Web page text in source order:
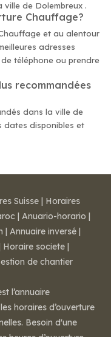
de Dolembreux .
Chauffage?
et au alentour
adresses
téléphone ou prendre
recommandées
dans la ville de
dates disponibles et
Suisse | Horaires
| Anuario-horario |
| Annuaire inversé |
Horaire societe |
de chantier
l’annuaire
horaires d’ouverture
Besoin d'une